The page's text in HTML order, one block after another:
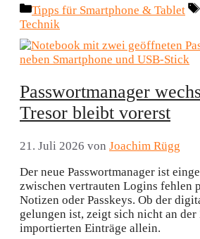
Kategorien
Tipps für Smartphone & Tablet
Technik
Passwortmanager
Tresor bleibt vorerst
21. Juli 2026 von Joachim Rügg
Der neue Passwortmanager ist
zwischen vertrauten Logins fehlen
Notizen oder Passkeys. Ob der
gelungen ist, zeigt sich nicht an der
importierten Einträge allein.